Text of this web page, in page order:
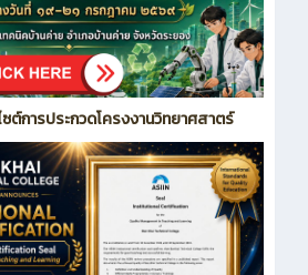
ซต์การประกวดโครงงานวิทยาศสาตร์